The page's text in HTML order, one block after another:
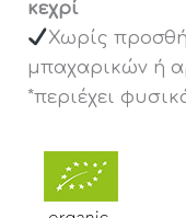
κεχρί
Χωρίς
μπαχαρικών ή
*περιέχει